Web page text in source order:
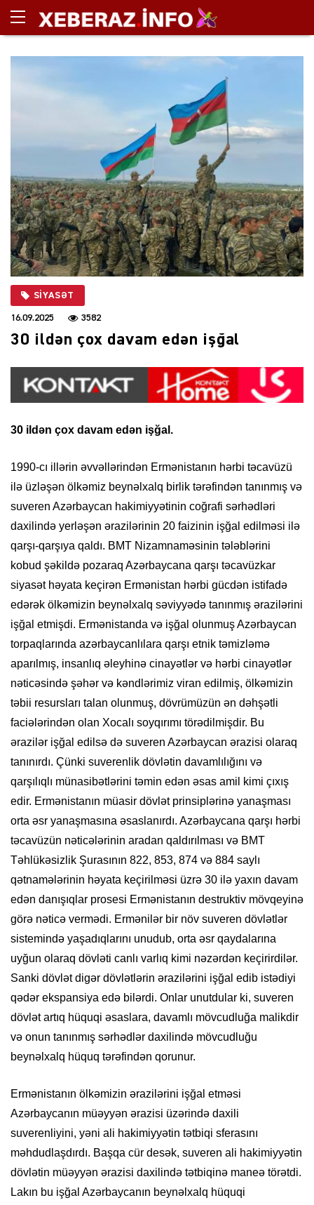
SIYASƏT
16.09.2025 3582
30 ildən çox davam edən işğal
30 ildən çox davam edən işğal.
1990-cı illərin əvvəllərindən Ermənistanın hərbi təcavüzü
ilə üzləşən ölkəmiz beynəlxalq birlik tərəfindən tanınmış və
suveren Azərbaycan hakimiyyətinin coğrafi sərhədləri
daxilində yerləşən ərazilərinin 20 faizinin işğal edilməsi ilə
qarşı-qarşıya qaldı. BMT Nizamnaməsinin tələblərini
kobud şəkildə pozaraq Azərbaycana qarşı təcavüzkar
siyasət həyata keçirən Ermənistan hərbi gücdən istifadə
edərək ölkəmizin beynəlxalq səviyyədə tanınmış ərazilərini
işğal etmişdi. Ermənistanda və işğal olunmuş Azərbaycan
torpaqlarında azərbaycanlılara qarşı etnik təmizləmə
aparılmış, insanlıq əleyhinə cinayətlər və hərbi cinayətlər
nəticəsində şəhər və kəndlərimiz viran edilmiş, ölkəmizin
təbii resursları talan olunmuş, dövrümüzün ən dəhşətli
faciələrindən olan Xocalı soyqırımı törədilmişdir. Bu
ərazilər işğal edilsə də suveren Azərbaycan ərazisi olaraq
tanınırdı. Çünki suverenlik dövlətin davamlılığını və
qarşılıqlı münasibətlərini təmin edən əsas amil kimi çıxış
edir. Ermənistanın müasir dövlət prinsiplərinə yanaşması
orta əsr yanaşmasına əsaslanırdı. Azərbaycana qarşı hərbi
təcavüzün nəticələrinin aradan qaldırılması və BMT
Təhlükəsizlik Şurasının 822, 853, 874 və 884 saylı
qətnamələrinin həyata keçirilməsi üzrə 30 ilə yaxın davam
edən danışıqlar prosesi Ermənistanın destruktiv mövqeyinə
görə nəticə vermədi. Ermənilər bir növ suveren dövlətlər
sistemində yaşadıqlarını unudub, orta əsr qaydalarına
uyğun olaraq dövləti canlı varlıq kimi nəzərdən keçirirdilər.
Sanki dövlət digər dövlətlərin ərazilərini işğal edib istədiyi
qədər ekspansiya edə bilərdi. Onlar unutdular ki, suveren
dövlət artıq hüquqi əsaslara, davamlı mövcudluğa malikdir
və onun tanınmış sərhədlər daxilində mövcudluğu
beynəlxalq hüquq tərəfindən qorunur.
Ermənistanın ölkəmizin ərazilərini işğal etməsi
Azərbaycanın müəyyən ərazisi üzərində daxili
suverenliyini, yəni ali hakimiyyətin tətbiqi sferasını
məhdudlaşdırdı. Başqa cür desək, suveren ali hakimiyyətin
dövlətin müəyyən ərazisi daxilində tətbiqinə maneə törətdi.
Lakın bu işğal Azərbaycanın beynəlxalq hüquqi